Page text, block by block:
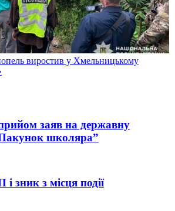
виростив у Хмельницькому
заяв на державну
школяра”
зник з місця події